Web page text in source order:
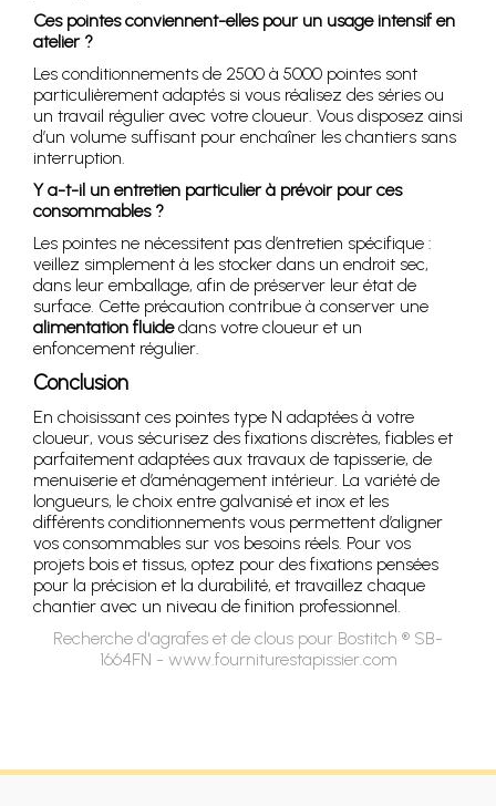
Ces pointes conviennent-elles pour un usage intensif en
atelier ?
Les conditionnements de 2500 à 5000 pointes sont
particulièrement adaptés si vous réalisez des séries ou
un travail régulier avec votre cloueur. Vous disposez ainsi
d’un volume suffisant pour enchaîner les chantiers sans
interruption.
Y a-t-il un entretien particulier à prévoir pour ces
consommables ?
Les pointes ne nécessitent pas d’entretien spécifique :
veillez simplement à les stocker dans un endroit sec,
dans leur emballage, afin de préserver leur état de
surface. Cette précaution contribue à conserver une
alimentation fluidedans votre cloueur et un
enfoncement régulier.
Conclusion
En choisissant ces pointes type N adaptées à votre
cloueur, vous sécurisez des fixations discrètes, fiables et
parfaitement adaptées aux travaux de tapisserie, de
menuiserie et d’aménagement intérieur. La variété de
longueurs, le choix entre galvanisé et inox et les
différents conditionnements vous permettent d’aligner
vos consommables sur vos besoins réels. Pour vos
projets bois et tissus, optez pour des fixations pensées
pour la précision et la durabilité, et travaillez chaque
chantier avec un niveau de finition professionnel.
Recherche d'agrafes et de clous pour Bostitch ® SB-
1664FN - www.fourniturestapissier.com